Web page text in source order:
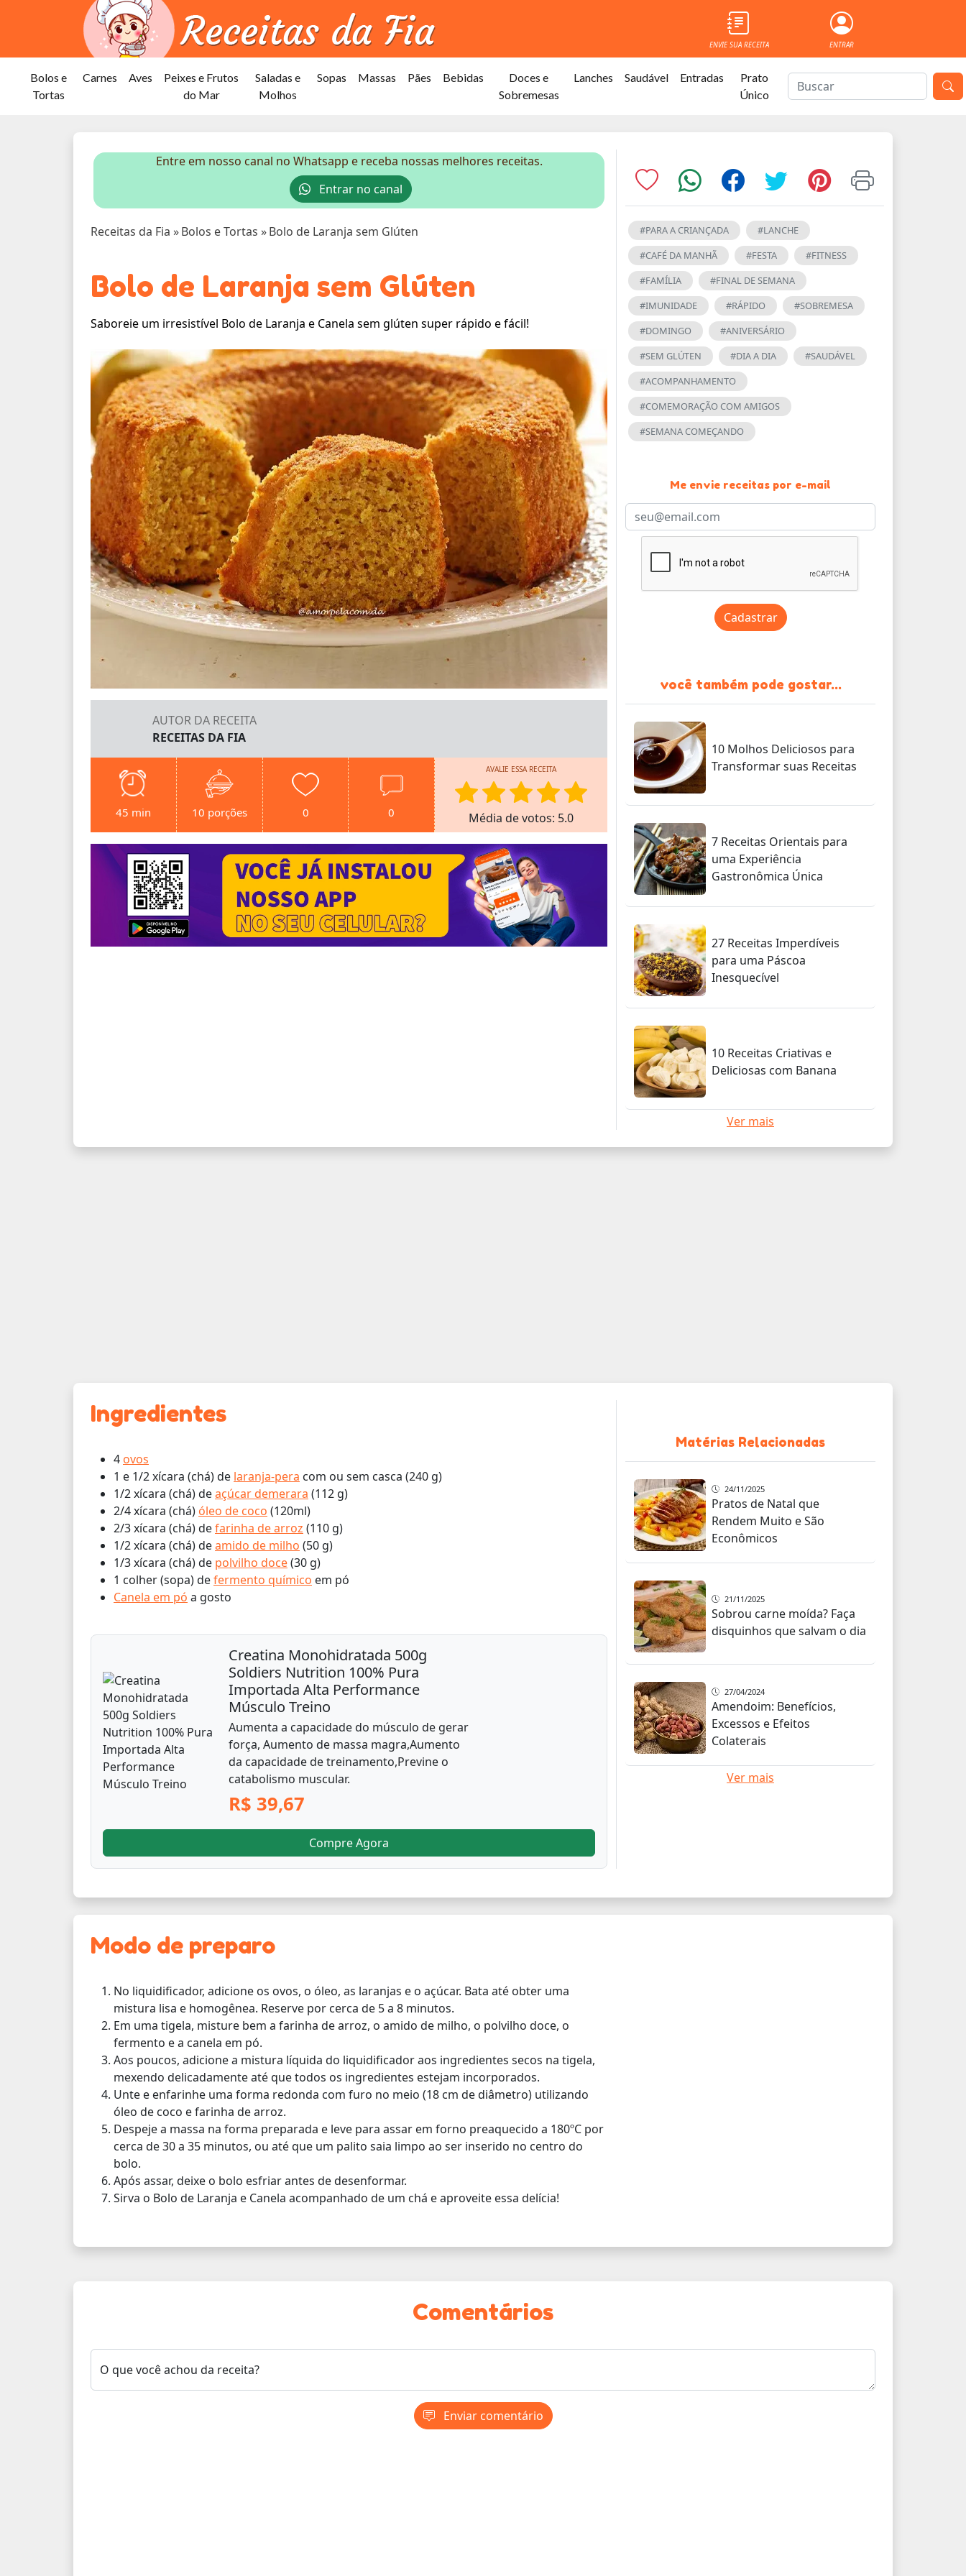
ENVIE SUA RECEITA ENTRAR
Bolos e
Tortas
Carnes Aves
Peixes e Frutos
do Mar
Saladas e
Molhos
Sopas Massas Pães Bebidas
Doces e
Sobremesas
Lanches Saudável Entradas
Prato
Único
Entre em nosso canal no Whatsapp e receba nossas melhores receitas.
Entrar no canal
Receitas da Fia »Bolos e Tortas »Bolo de Laranja sem Glúten
Bolo de Laranja sem Glúten
Saboreie um irresistível Bolo de Laranja e Canela sem glúten super rápido e fácil!
AUTOR DA RECEITA
RECEITAS DA FIA
45 min 10 porções 0 0
AVALIE ESSA RECEITA
Média de votos: 5.0
#PARA A CRIANÇADA
#LANCHE
#CAFÉ DA MANHÃ
#FESTA
#FITNESS
#FAMÍLIA
#FINAL DE SEMANA
#IMUNIDADE
#RÁPIDO
#SOBREMESA
#DOMINGO
#ANIVERSÁRIO
#SEM GLÚTEN
#DIA A DIA
#SAUDÁVEL
#ACOMPANHAMENTO
#COMEMORAÇÃO COM AMIGOS
#SEMANA COMEÇANDO
Me envie receitas por e-mail
Cadastrar
você também pode gostar...
10 Molhos Deliciosos para
Transformar suas Receitas
7 Receitas Orientais para
uma Experiência
Gastronômica Única
27 Receitas Imperdíveis
para uma Páscoa
Inesquecível
10 Receitas Criativas e
Deliciosas com Banana
Ver mais
Ingredientes
4 ovos
1 e 1/2 xícara (chá) de laranja-pera com ou sem casca (240 g)
1/2 xícara (chá) deaçúcar demerara (112 g)
2/4 xícara (chá) óleo de coco (120ml)
2/3 xícara (chá) defarinha de arroz (110 g)
1/2 xícara (chá) deamido de milho (50 g)
1/3 xícara (chá) de polvilho doce(30 g)
1 colher (sopa) defermento químico em pó
Canela em pó a gosto
Creatina Monohidratada 500g
Soldiers Nutrition 100% Pura
Importada Alta Performance
Músculo Treino
Aumenta a capacidade do músculo de gerar
força, Aumento de massa magra,Aumento
da capacidade de treinamento,Previne o
catabolismo muscular.
R$ 39,67
Compre Agora
Matérias Relacionadas
24/11/2025
Pratos de Natal que
Rendem Muito e São
Econômicos
21/11/2025
Sobrou carne moída? Faça
disquinhos que salvam o dia
27/04/2024
Amendoim: Benefícios,
Excessos e Efeitos
Colaterais
Ver mais
Modo de preparo
No liquidificador, adicione os ovos, o óleo, as laranjas e o açúcar. Bata até obter uma
mistura lisa e homogênea. Reserve por cerca de 5 a 8 minutos.
Em uma tigela, misture bem a farinha de arroz, o amido de milho, o polvilho doce, o
fermento e a canela em pó.
Aos poucos, adicione a mistura líquida do liquidificador aos ingredientes secos na tigela,
mexendo delicadamente até que todos os ingredientes estejam incorporados.
Unte e enfarinhe uma forma redonda com furo no meio (18 cm de diâmetro) utilizando
óleo de coco e farinha de arroz.
Despeje a massa na forma preparada e leve para assar em forno preaquecido a 180ºC por
cerca de 30 a 35 minutos, ou até que um palito saia limpo ao ser inserido no centro do
bolo.
Após assar, deixe o bolo esfriar antes de desenformar.
Sirva o Bolo de Laranja e Canela acompanhado de um chá e aproveite essa delícia!
Comentários
O que você achou da receita?
Enviar comentário